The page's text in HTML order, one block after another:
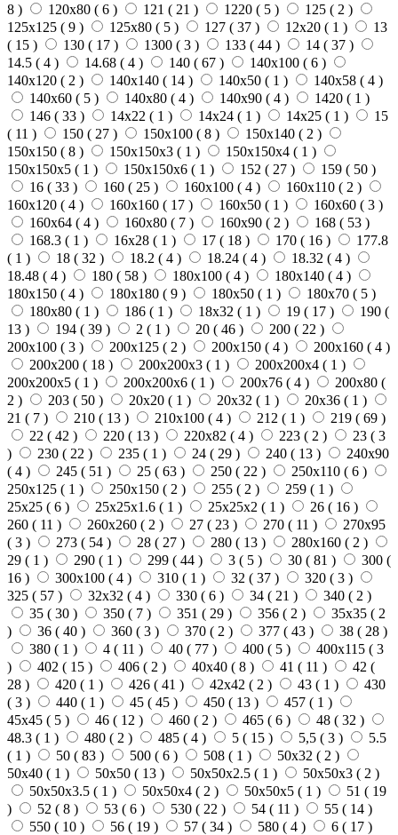
8 ) 120х80 ( 6 ) 121 ( 21 ) 1220 ( 5 ) 125 ( 2 )
125х125 ( 9 ) 125х80 ( 5 ) 127 ( 37 ) 12х20 ( 1 )
13
( 15 ) 130 ( 17 ) 1300 ( 3 ) 133 ( 44 ) 14 ( 37 )
14.5 ( 4 ) 14.68 ( 4 ) 140 ( 67 ) 140х100 ( 6 )
140х120 ( 2 ) 140х140 ( 14 ) 140х50 ( 1 ) 140х58 ( 4 )
140х60 ( 5 ) 140х80 ( 4 ) 140х90 ( 4 ) 1420 ( 1 )
146 ( 33 ) 14х22 ( 1 ) 14х24 ( 1 ) 14х25 ( 1 )
15
( 11 ) 150 ( 27 ) 150х100 ( 8 ) 150х140 ( 2 )
150х150 ( 8 ) 150х150х3 ( 1 ) 150х150х4 ( 1 )
150х150х5 ( 1 ) 150х150х6 ( 1 ) 152 ( 27 ) 159 ( 50 )
16 ( 33 ) 160 ( 25 ) 160х100 ( 4 ) 160х110 ( 2 )
160х120 ( 4 ) 160х160 ( 17 ) 160х50 ( 1 ) 160х60 ( 3 )
160х64 ( 4 ) 160х80 ( 7 ) 160х90 ( 2 ) 168 ( 53 )
168.3 ( 1 ) 16х28 ( 1 ) 17 ( 18 ) 170 ( 16 )
177.8
( 1 ) 18 ( 32 ) 18.2 ( 4 ) 18.24 ( 4 ) 18.32 ( 4 )
18.48 ( 4 ) 180 ( 58 ) 180х100 ( 4 ) 180х140 ( 4 )
180х150 ( 4 ) 180х180 ( 9 ) 180х50 ( 1 ) 180х70 ( 5 )
180х80 ( 1 ) 186 ( 1 ) 18х32 ( 1 ) 19 ( 17 )
190 (
13 ) 194 ( 39 ) 2 ( 1 ) 20 ( 46 ) 200 ( 22 )
200х100 ( 3 ) 200х125 ( 2 ) 200х150 ( 4 ) 200х160 ( 4 )
200х200 ( 18 ) 200х200х3 ( 1 ) 200х200х4 ( 1 )
200х200х5 ( 1 ) 200х200х6 ( 1 ) 200х76 ( 4 )
200х80 (
2 ) 203 ( 50 ) 20х20 ( 1 ) 20х32 ( 1 ) 20х36 ( 1 )
21 ( 7 ) 210 ( 13 ) 210х100 ( 4 ) 212 ( 1 ) 219 ( 69 )
22 ( 42 ) 220 ( 13 ) 220х82 ( 4 ) 223 ( 2 ) 23 ( 3
)
230 ( 22 ) 235 ( 1 ) 24 ( 29 ) 240 ( 13 )
240х90
( 4 ) 245 ( 51 ) 25 ( 63 ) 250 ( 22 ) 250х110 ( 6 )
250х125 ( 1 ) 250х150 ( 2 ) 255 ( 2 ) 259 ( 1 )
25х25 ( 6 ) 25х25х1.6 ( 1 ) 25х25х2 ( 1 ) 26 ( 16 )
260 ( 11 ) 260х260 ( 2 ) 27 ( 23 ) 270 ( 11 )
270х95
( 3 ) 273 ( 54 ) 28 ( 27 ) 280 ( 13 ) 280х160 ( 2 )
29 ( 1 ) 290 ( 1 ) 299 ( 44 ) 3 ( 5 ) 30 ( 81 )
300 (
16 ) 300х100 ( 4 ) 310 ( 1 ) 32 ( 37 ) 320 ( 3 )
325 ( 57 ) 32х32 ( 4 ) 330 ( 6 ) 34 ( 21 ) 340 ( 2 )
35 ( 30 ) 350 ( 7 ) 351 ( 29 ) 356 ( 2 ) 35х35 ( 2
)
36 ( 40 ) 360 ( 3 ) 370 ( 2 ) 377 ( 43 ) 38 ( 28 )
380 ( 1 ) 4 ( 11 ) 40 ( 77 ) 400 ( 5 ) 400х115 ( 3
)
402 ( 15 ) 406 ( 2 ) 40х40 ( 8 ) 41 ( 11 )
42 (
28 ) 420 ( 1 ) 426 ( 41 ) 42х42 ( 2 ) 43 ( 1 )
430
( 3 ) 440 ( 1 ) 45 ( 45 ) 450 ( 13 ) 457 ( 1 )
45х45 ( 5 ) 46 ( 12 ) 460 ( 2 ) 465 ( 6 ) 48 ( 32 )
48.3 ( 1 ) 480 ( 2 ) 485 ( 4 ) 5 ( 15 ) 5,5 ( 3 )
5.5
( 1 ) 50 ( 83 ) 500 ( 6 ) 508 ( 1 ) 50х32 ( 2 )
50х40 ( 1 ) 50х50 ( 13 ) 50х50х2.5 ( 1 ) 50х50х3 ( 2 )
50х50х3.5 ( 1 ) 50х50х4 ( 2 ) 50х50х5 ( 1 ) 51 ( 19
)
52 ( 8 ) 53 ( 6 ) 530 ( 22 ) 54 ( 11 ) 55 ( 14 )
550 ( 10 ) 56 ( 19 ) 57 ( 34 ) 580 ( 4 ) 6 ( 17 )